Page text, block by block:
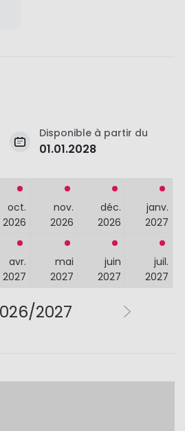
Disponible à partir du
01.01.2028
oct.
2026
nov.
2026
déc.
2026
janv.
2027
avr.
2027
mai
2027
juin
2027
juil.
2027
2027